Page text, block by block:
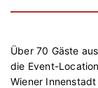
Über 70 Gäste
die Event-
Wiener